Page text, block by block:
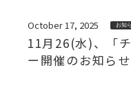
October 17, 2025 お知
11月26(水)、「
ー開催のお知らせ